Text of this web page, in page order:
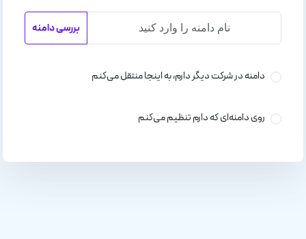
بررسی دامنه
دامنه در شرکت دیگر دارم، به اینجا منتقل می‌کنم
روی دامنه‌ای که دارم تنظیم می‌کنم